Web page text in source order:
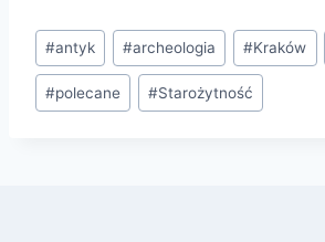
Tagi
wpisu:
#antyk #archeologia #Kraków
#polecane #Starożytność